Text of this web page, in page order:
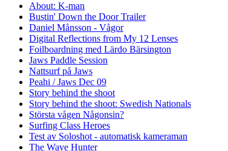
About: K-man
Bustin' Down the Door Trailer
Daniel Månsson - Vågor
Digital Reflections from My 12 Lenses
Foilboardning med Lärdo Bärsington
Jaws Paddle Session
Nattsurf på Jaws
Peahi / Jaws Dec 09
Story behind the shoot
Story behind the shoot: Swedish Nationals
Största vågen Någonsin?
Surfing Class Heroes
Test av Soloshot - automatisk kameraman
The Wave Hunter